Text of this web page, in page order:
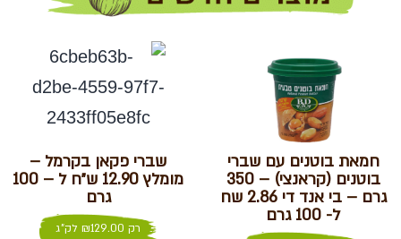
חמאת בוטנים עם שברי
בוטנים (קראנצי) – 350
גרם – בי אנד די 2.86 שח
ל- 100 גרם
שברי פקאן בקרמל –
מומלץ 12.90 ש״ח ל – 100
גרם
רק ₪129.00 לק"ג